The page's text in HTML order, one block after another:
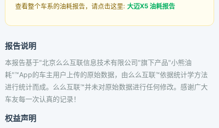
查看整个车系的油耗报告，请点击这里: 大迈X5 油耗报告
报告说明
本报告基于"北京么么互联信息技术有限公司"旗下产品"小熊油
耗"™App的车主用户上传的原始数据，由么么互联™依据统计学方法
进行统计而成。么么互联™并未对原始数据进行任何修改。感谢广大
车友每一次认真的记录！
权益声明